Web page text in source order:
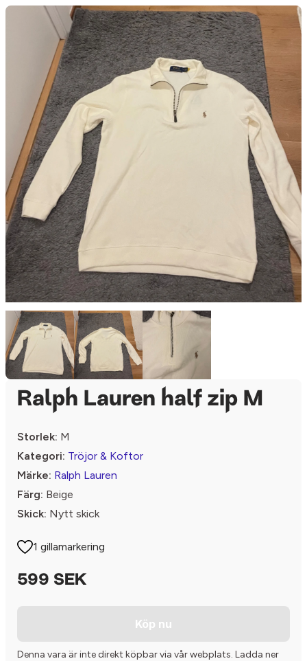
Ralph Lauren half zip M
Storlek: M
Kategori: Tröjor & Koftor
Märke: Ralph Lauren
Färg: Beige
Skick: Nytt skick
1 gillamarkering
599 SEK
Köp nu
Denna vara är inte direkt köpbar via vår webplats. Ladda ner